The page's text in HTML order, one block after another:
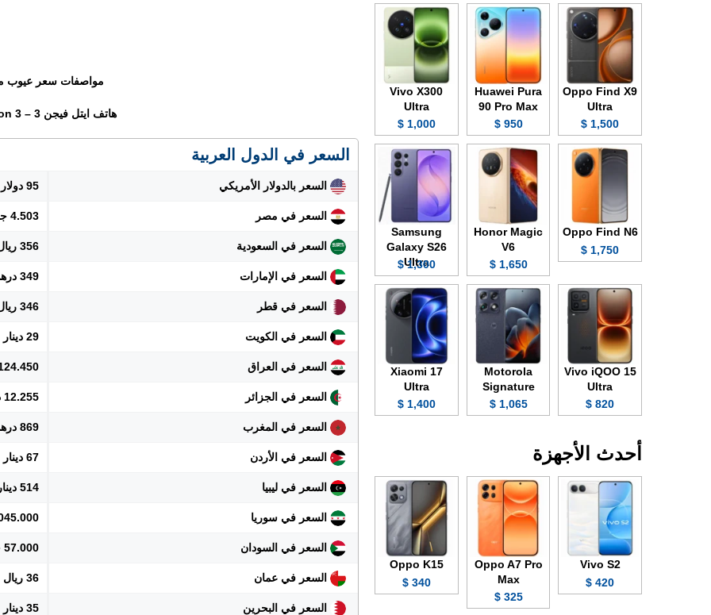
مواصفات سعر عيوب
هاتف ايتل فيجن 3 – iTel Vision 3
السعر في الدول العربية
السعر بالدولار الأمريكي 95 دولار
السعر في مصر 4.503 جنيه
السعر في السعودية 356 ريال
السعر في الإمارات 349 درهم
السعر في قطر 346 ريال
السعر في الكويت 29 دينار
السعر في العراق 124.450
السعر في الجزائر 12.255 دينار
السعر في المغرب 869 درهم
السعر في الأردن 67 دينار
السعر في ليبيا 514 دينار
السعر في سوريا 1.045.000
السعر في السودان 57.000 جنيه
السعر في عمان 36 ريال
السعر في البحرين 35 دينار
Oppo Find X9
Ultra
1,500 $
Huawei Pura
90 Pro Max
950 $
Vivo X300
Ultra
1,000 $
Oppo Find N6
1,750 $
Honor Magic
V6
1,650 $
Samsung
Galaxy S26
Ultra
1,300 $
Vivo iQOO 15
Ultra
820 $
Motorola
Signature
1,065 $
Xiaomi 17
Ultra
1,400 $
أحدث الأجهزة
Vivo S2
420 $
Oppo A7 Pro
Max
325 $
Oppo K15
340 $